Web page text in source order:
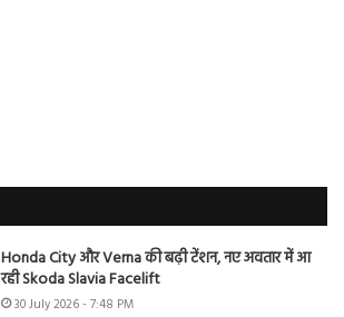
Honda City और Verna की बढ़ी टेंशन, नए अवतार में आ
रही Skoda Slavia Facelift
30 July 2026 - 7:48 PM